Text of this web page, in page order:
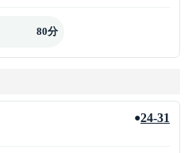
80分
●24-31